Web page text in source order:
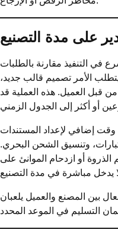
على مدة التصنيع
في التنفيذ مقارنة بالطلبات
الأمر تصميم قالب جديد،
من قبل العميل. هذه العملية قد
إضافي لإعداد المستندات
وتنسيق الشحن البحري.
أو ازدحام الموانئ على
بين المصنع والعميل يلعبان